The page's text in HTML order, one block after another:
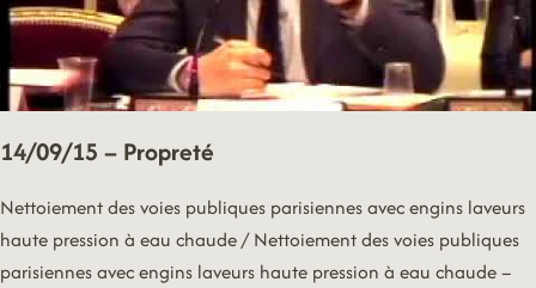
14/09/15 – Propreté
Nettoiement des voies publiques parisiennes avec engins laveurs
haute pression à eau chaude / Nettoiement des voies publiques
parisiennes avec engins laveurs haute pression à eau chaude –